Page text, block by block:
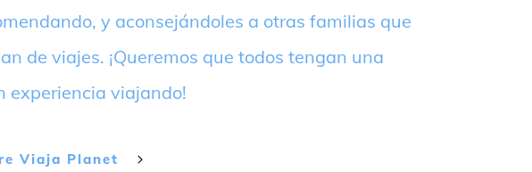
y aconsejándoles a otras familias que
de viajes. ¡Queremos que todos tengan una
experiencia viajando!
Viaja Planet